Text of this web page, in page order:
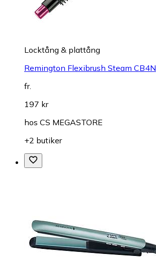
Locktång & plattång
Remington Flexibrush Steam CB4N
fr.
197 kr
hos CS MEGASTORE
+2 butiker